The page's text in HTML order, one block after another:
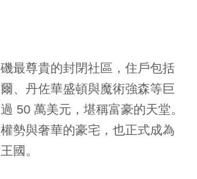
最尊貴的封閉社區，住戶包括
、丹佐華盛頓與魔術強森等巨
50 萬美元，堪稱富豪的天堂。
勢與奢華的豪宅，也正式成為
國。